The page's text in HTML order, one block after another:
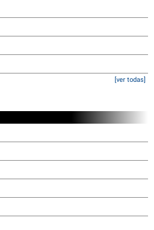
[ver todas]